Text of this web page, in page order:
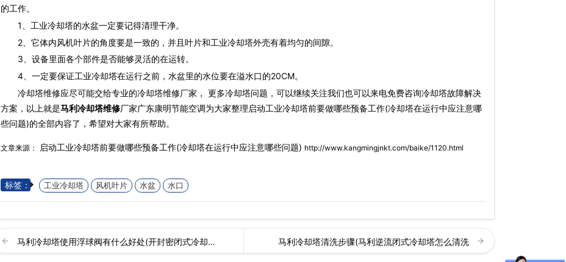
的工作。
1、工业冷却塔的水盆一定要记得清理干净。
2、它体内风机叶片的角度要是一致的，并且叶片和工业冷却塔外壳有着均匀的间隙。
3、设备里面各个部件是否能够灵活的在运转。
4、一定要保证工业冷却塔在运行之前，水盆里的水位要在溢水口的20CM。
冷却塔维修应尽可能交给专业的冷却塔维修厂家， 更多冷却塔问题，可以继续关注我们也可以来电免费咨询冷却塔故障解决
方案，以上就是马利冷却塔维修厂家广东康明节能空调为大家整理启动工业冷却塔前要做哪些预备工作(冷却塔在运行中应注意哪
些问题)的全部内容了，希望对大家有所帮助。
文章来源： 启动工业冷却塔前要做哪些预备工作(冷却塔在运行中应注意哪些问题) http://www.kangmingjnkt.com/baike/1120.html
标签： 工业冷却塔 风机叶片 水盆 水口
马利冷却塔使用浮球阀有什么好处(开封密闭式冷却… 马利冷却塔清洗步骤(马利逆流闭式冷却塔怎么清洗